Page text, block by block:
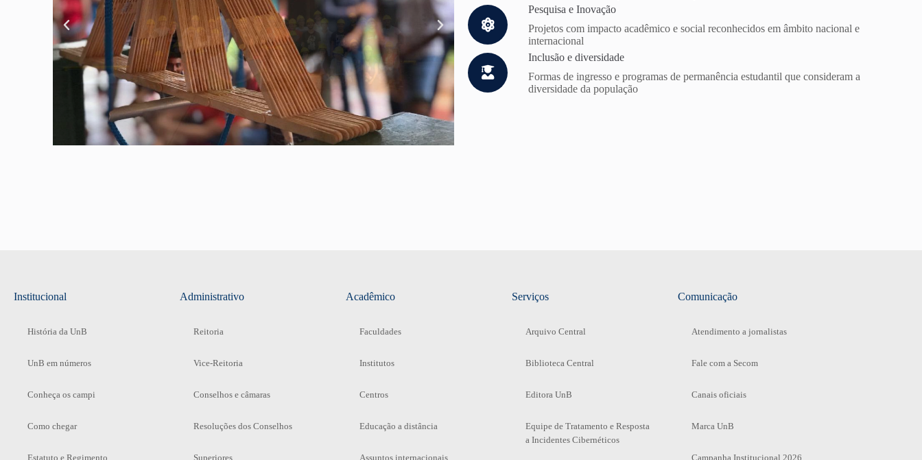
Pesquisa e Inovação
Projetos com impacto acadêmico e social reconhecidos em âmbito nacional e
internacional
Inclusão e diversidade
Formas de ingresso e programas de permanência estudantil que consideram a
diversidade da população
Institucional
História da UnB
UnB em números
Conheça os campi
Como chegar
Estatuto e Regimento
Administrativo
Reitoria
Vice-Reitoria
Conselhos e câmaras
Resoluções dos Conselhos
Superiores
Acadêmico
Faculdades
Institutos
Centros
Educação a distância
Assuntos internacionais
Serviços
Arquivo Central
Biblioteca Central
Editora UnB
Equipe de Tratamento e Resposta
a Incidentes Cibernéticos
Comunicação
Atendimento a jornalistas
Fale com a Secom
Canais oficiais
Marca UnB
Campanha Institucional 2026